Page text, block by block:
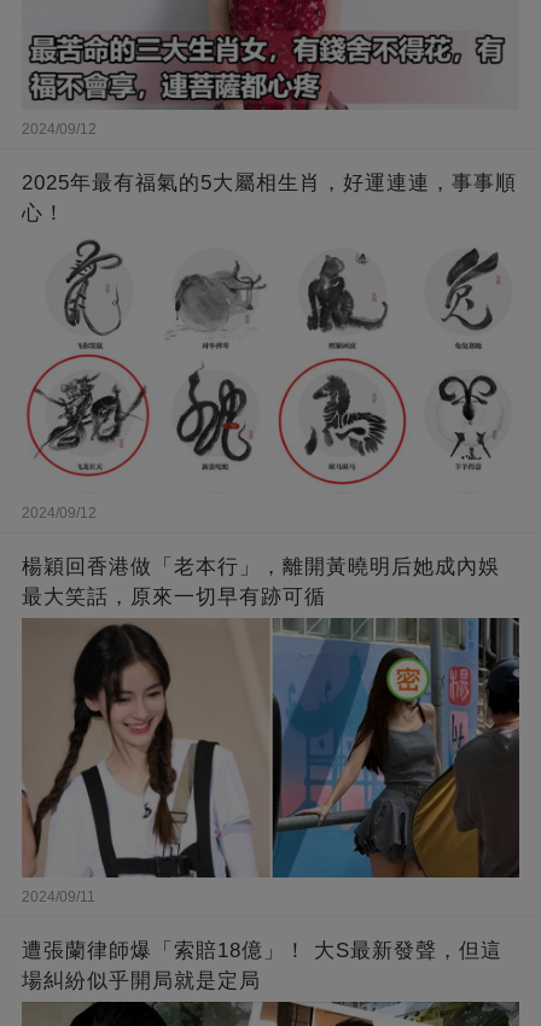
2024/09/12
2025年最有福氣的5大屬相生肖，好運連連，事事順
心！
2024/09/12
楊穎回香港做「老本行」，離開黃曉明后她成內娛
最大笑話，原來一切早有跡可循
2024/09/11
遭張蘭律師爆「索賠18億」！ 大S最新發聲，但這
場糾紛似乎開局就是定局